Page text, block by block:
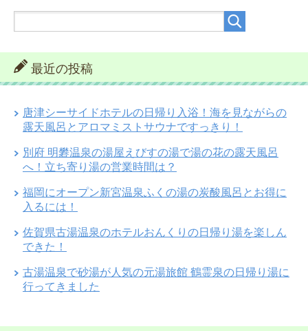
最近の投稿
唐津シーサイドホテルの日帰り入浴！海を見ながらの
露天風呂とアロマミストサウナですっきり！
別府 明礬温泉の湯屋えびすの湯で湯の花の露天風呂
へ！立ち寄り湯の営業時間は？
福岡にオープン新宮温泉ふくの湯の炭酸風呂とお得に
入るには！
佐賀県古湯温泉のホテルおんくりの日帰り湯を楽しん
できた！
古湯温泉で砂湯が人気の元湯旅館 鶴霊泉の日帰り湯に
行ってきました